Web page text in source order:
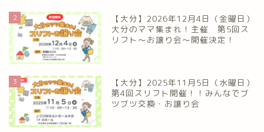
2
【大分】2026年12月4日（金曜日）
大分のママ集まれ！主催 第5回ス
リフト〜お譲り会〜開催決定！
3
【大分】2025年11月5日（水曜日）
第4回スリフト開催！！みんなでブ
ツブツ交換・お譲り会